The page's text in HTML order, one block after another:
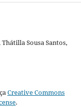
Sousa Santos,
Creative Commons
.